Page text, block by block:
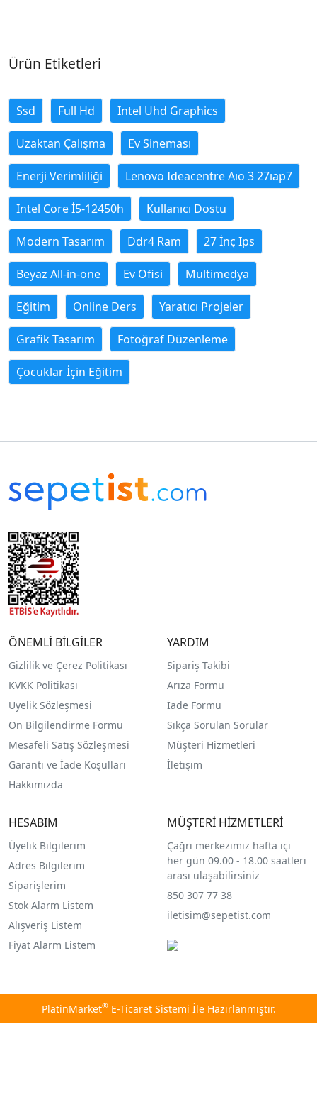
Ürün Etiketleri
Ssd Full Hd Intel Uhd Graphics
Uzaktan Çalışma Ev Sineması
Enerji Verimliliği Lenovo Ideacentre Aıo 3 27ıap7
Intel Core İ5-12450h Kullanıcı Dostu
Modern Tasarım Ddr4 Ram 27 İnç Ips
Beyaz All-in-one Ev Ofisi Multimedya
Eğitim Online Ders Yaratıcı Projeler
Grafik Tasarım Fotoğraf Düzenleme
Çocuklar İçin Eğitim
ÖNEMLİ BİLGİLER
Gizlilik ve Çerez Politikası
KVKK Politikası
Üyelik Sözleşmesi
Ön Bilgilendirme Formu
Mesafeli Satış Sözleşmesi
Garanti ve İade Koşulları
Hakkımızda
YARDIM
Sipariş Takibi
Arıza Formu
İade Formu
Sıkça Sorulan Sorular
Müşteri Hizmetleri
İletişim
HESABIM
Üyelik Bilgilerim
Adres Bilgilerim
Siparişlerim
Stok Alarm Listem
Alışveriş Listem
Fiyat Alarm Listem
MÜŞTERİ HİZMETLERİ
Çağrı merkezimiz hafta içi
her gün 09.00 - 18.00 saatleri
arası ulaşabilirsiniz
850 307 77 38
iletisim@sepetist.com
PlatinMarket®E-Ticaret Sistemi İle Hazırlanmıştır.